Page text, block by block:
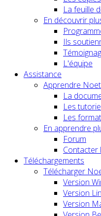
La feuille
En découvrir
Ils
L'équipe
Assistance
Apprendre
La
Les
Les
En apprendre
Forum
Contacter
Téléchargements
Télécharger
Version
Version
Version